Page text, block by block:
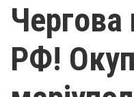
Чергова
РФ!